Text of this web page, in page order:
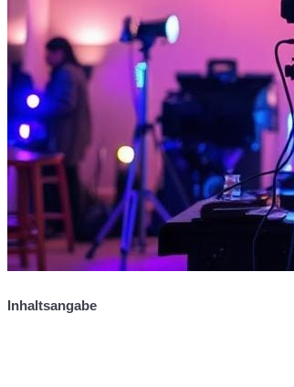
Inhaltsangabe